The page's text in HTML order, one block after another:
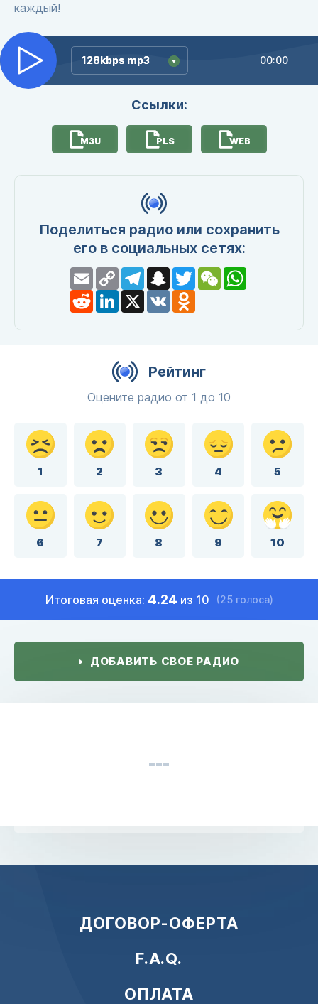
каждый!
128kbps mp3
128kbps mp3 00:00
Ссылки:
M3U PLS WEB
Поделиться радио или сохранить
его в социальных сетях:
EmailCopy
Link
TelegramSnapchat
TwitterWeChatWhatsApp
RedditLinkedIn
X VK Odnoklassniki
Рейтинг
Оцените радио от 1 до 10
1 2 3 4 5
6 7 8 9 10
Итоговая оценка: 4.24 из 10 (25 голоса)
ДОБАВИТЬ СВОЕ РАДИО
ДОГОВОР-ОФЕРТА
F.A.Q.
ОПЛАТА